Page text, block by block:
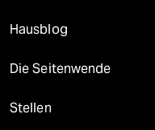
Hausblog
Die Seitenwende
Stellen